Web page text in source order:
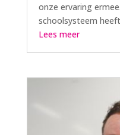
onze ervaring
schoolsysteem
Lees meer